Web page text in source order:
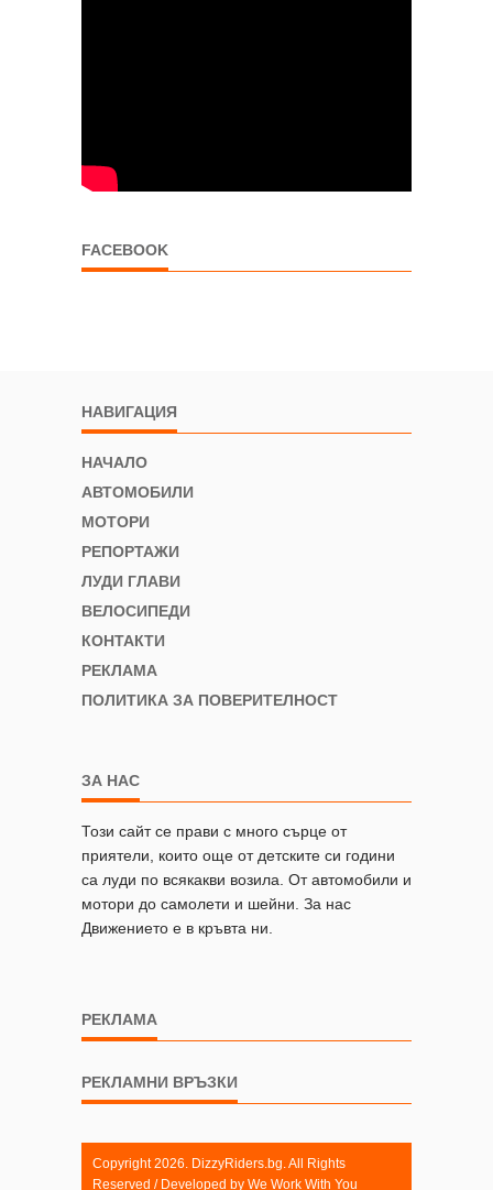
FACEBOOK
НАВИГАЦИЯ
НАЧАЛО
АВТОМОБИЛИ
МОТОРИ
РЕПОРТАЖИ
ЛУДИ ГЛАВИ
ВЕЛОСИПЕДИ
КОНТАКТИ
РЕКЛАМА
ПОЛИТИКА ЗА ПОВЕРИТЕЛНОСТ
ЗА НАС
Този сайт се прави с много сърце от
приятели, които още от детските си години
са луди по всякакви возила. От автомобили и
мотори до самолети и шейни. За нас
Движението е в кръвта ни.
РЕКЛАМА
РЕКЛАМНИ ВРЪЗКИ
Copyright 2026. DizzyRiders.bg. All Rights
Reserved / Developed by We Work With You